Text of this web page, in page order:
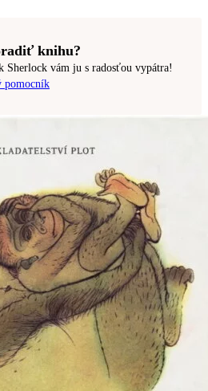
knihu?
Sherlock vám ju s radosťou vypátra!
pomocník